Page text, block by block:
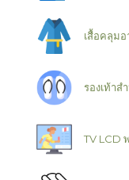
เสื้อคลุมอ
รองเท้าส
TV LCD